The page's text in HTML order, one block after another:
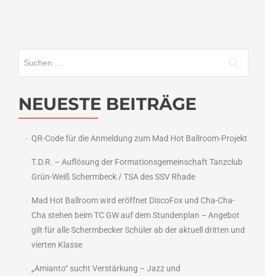
NEUESTE BEITRÄGE
QR-Code für die Anmeldung zum Mad Hot Ballroom-Projekt
T.D.R. – Auflösung der Formationsgemeinschaft Tanzclub
Grün-Weiß Schermbeck / TSA des SSV Rhade
Mad Hot Ballroom wird eröffnet DiscoFox und Cha-Cha-
Cha stehen beim TC GW auf dem Stundenplan – Angebot
gilt für alle Schermbecker Schüler ab der aktuell dritten und
vierten Klasse
„Amianto“ sucht Verstärkung – Jazz und